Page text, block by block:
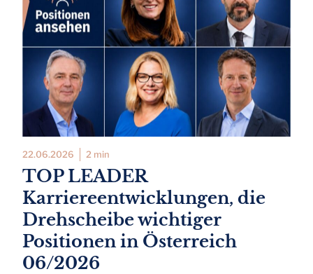
22.06.2026 2 min
TOP LEADER
Karriereentwicklungen, die
Drehscheibe wichtiger
Positionen in Österreich
06/2026